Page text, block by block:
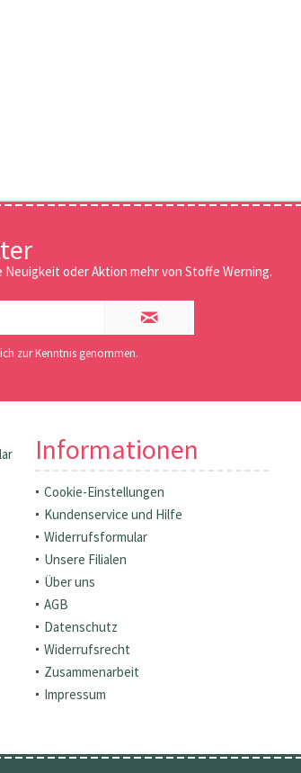
oder Aktion mehr von Stoffe Werning.
zur Kenntnis genommen.
Informationen
Cookie-Einstellungen
Kundenservice und Hilfe
Widerrufsformular
Unsere Filialen
Über uns
AGB
Datenschutz
Widerrufsrecht
Zusammenarbeit
Impressum